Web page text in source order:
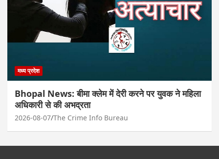
मध्य प्रदेश
Bhopal News: बीमा क्लेम में देरी करने पर युवक ने महिला
अधिकारी से की अभद्रता
2026-08-07 The Crime Info Bureau